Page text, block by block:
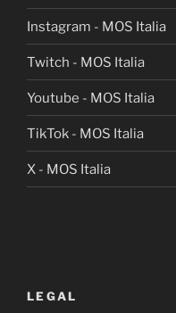
Instagram - MOS Italia
Twitch - MOS Italia
Youtube - MOS Italia
TikTok - MOS Italia
X - MOS Italia
LEGAL